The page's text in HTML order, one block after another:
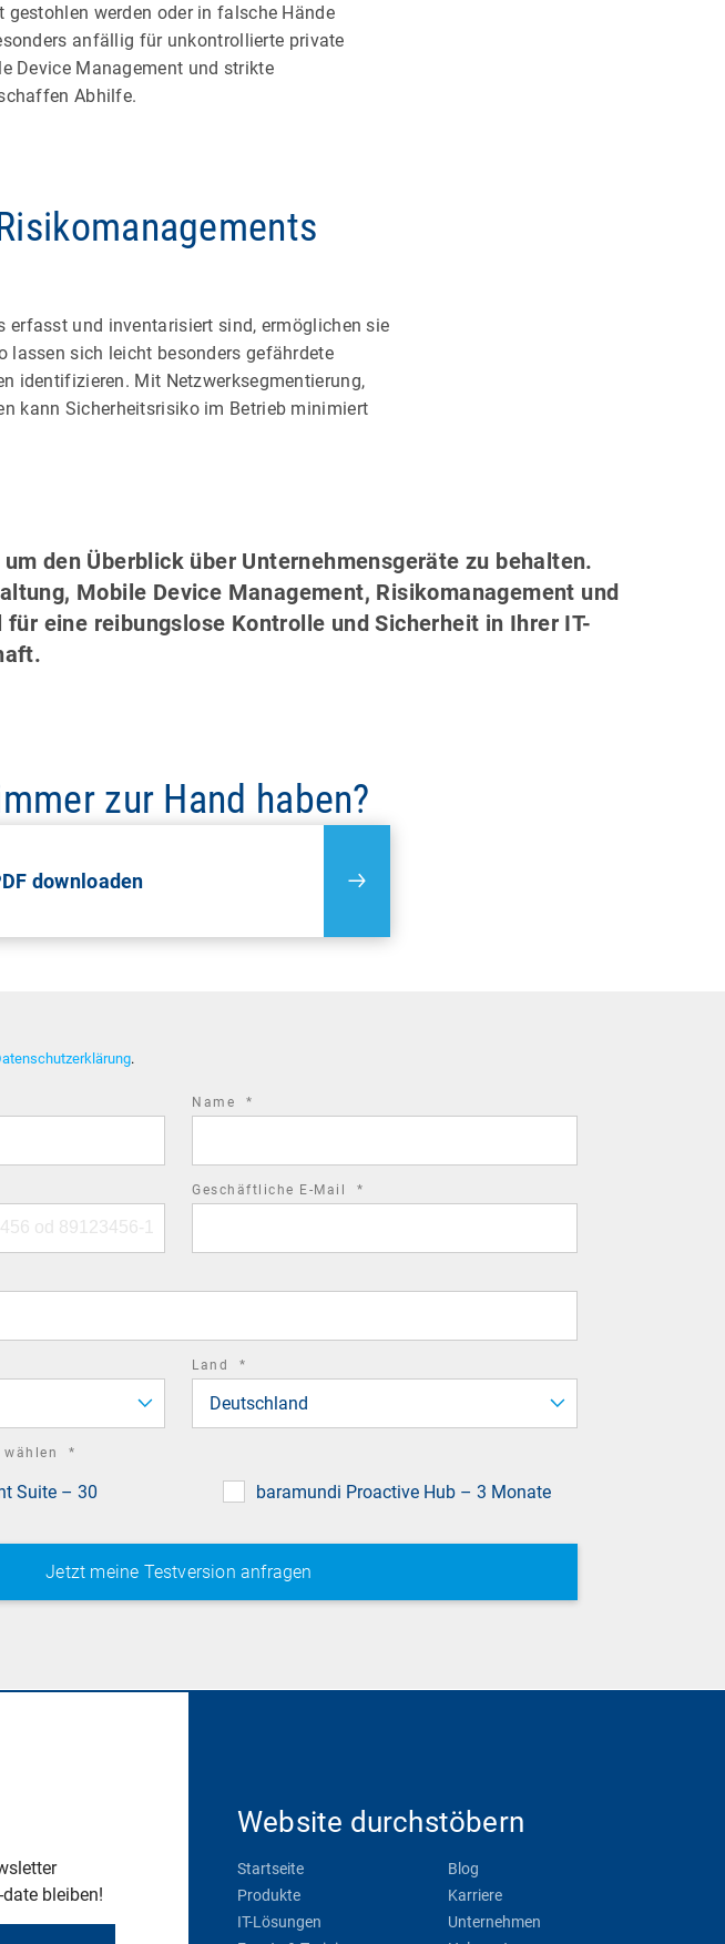
gestohlen werden oder in falsche Hände
anfällig für unkontrollierte private
Device Management und strikte
Abhilfe.
erfasst und inventarisiert sind, ermöglichen sie
lassen sich leicht besonders gefährdete
identifizieren. Mit Netzwerksegmentierung,
kann Sicherheitsrisiko im Betrieb minimiert
den Überblick über Unternehmens­geräte zu behalten.
Mobile Device Management, Risikomanagement und
eine reibungslose Kontrolle und Sicherheit in Ihrer IT-
zur Hand haben?
downloaden
.
Name *
Geschäftliche E-Mail *
Land *
Deutschland
*
Suite – 30
baramundi Proactive Hub – 3 Monate
bleiben!
Website durchstöbern
Startseite
Produkte
IT-Lösungen
Blog
Karriere
Unternehmen